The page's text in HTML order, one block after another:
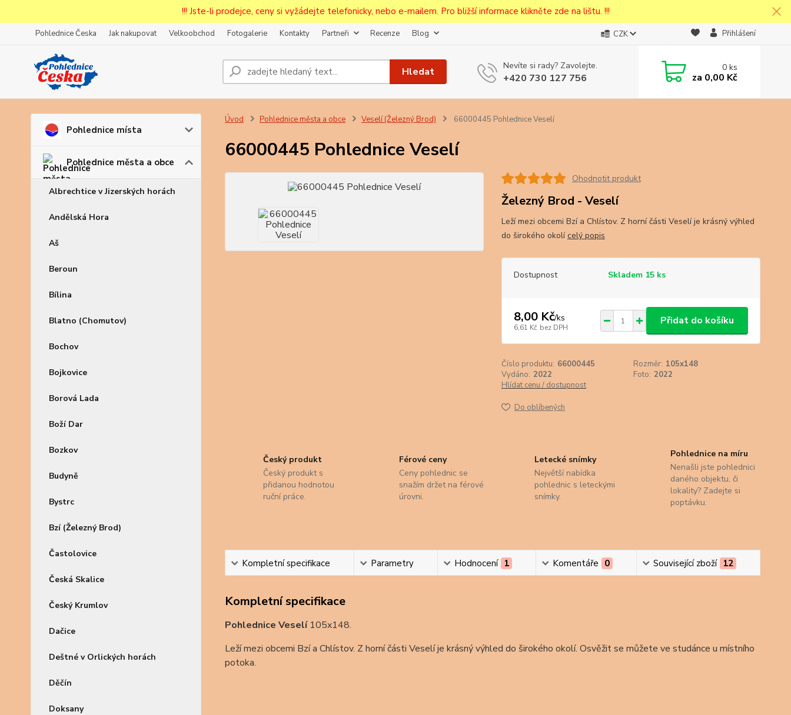
!!! Jste-li prodejce, ceny si vyžádejte telefonicky, nebo e-mailem. Pro bližší informace klikněte zde na lištu. !!!
Pohlednice Česka Jak nakupovat Velkoobchod Fotogalerie Kontakty Partneři Recenze Blog CZK Přihlášení
Hledat Nevíte si rady? Zavolejte.
+420 730 127 756
0ks
za 0,00 Kč
Pohlednice místa
Pohlednice města a obce
Albrechtice v Jizerských horách
Andělská Hora
Aš
Beroun
Bílina
Blatno (Chomutov)
Bochov
Bojkovice
Borová Lada
Boží Dar
Bozkov
Budyně
Bystrc
Bzí (Železný Brod)
Častolovice
Česká Skalice
Český Krumlov
Dačice
Deštné v Orlických horách
Děčín
Doksany
Úvod Pohlednice města a obce Veselí (Železný Brod) 66000445 Pohlednice Veselí
66000445 Pohlednice Veselí
Ohodnotit produkt
Železný Brod - Veselí
Leží mezi obcemi Bzí a Chlístov. Z horní části Veselí je krásný výhled
do širokého okolícelý popis
Dostupnost Skladem 15 ks
8,00 Kč/ks
6,61 Kč bez DPH
Přidat do košíku
Číslo produktu: 66000445 Rozměr: 105x148
Vydáno: 2022 Foto: 2022
Hlídat cenu / dostupnost
Do oblíbených
Český produkt
Český produkt s
přidanou hodnotou
ruční práce.
Férové ceny
Ceny pohlednic se
snažím držet na férové
úrovni.
Letecké snímky
Největší nabídka
pohlednic s leteckými
snímky.
Pohlednice na míru
Nenašli jste pohlednici
daného objektu, či
lokality? Zadejte si
poptávku.
Kompletní specifikace Parametry Hodnocení 1 Komentáře 0 Související zboží 12
Kompletní specifikace
Pohlednice Veselí 105x148.
Leží mezi obcemi Bzí a Chlístov. Z horní části Veselí je krásný výhled do širokého okolí. Osvěžit se můžete ve studánce u místního
potoka.
Prodejcům bude po zaregistrování nastavena sleva, případně upravena cena v
první objednávce.
Souhlasím se zpracováním osobních údajů